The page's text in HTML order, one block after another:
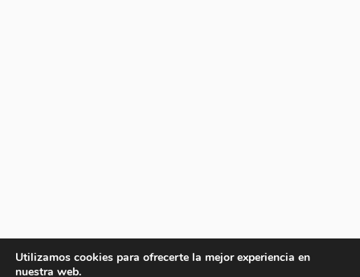
Utilizamos cookies para ofrecerte la mejor experiencia en
nuestra web.